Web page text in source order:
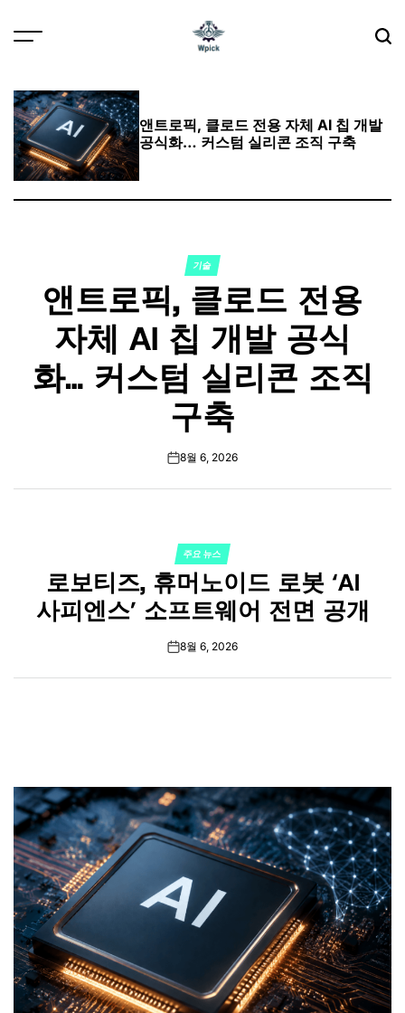
앤트로픽, 클로드 전용 자체 AI 칩 개발
공식화… 커스텀 실리콘 조직 구축
POSTED
IN
기술
앤트로픽, 클로드 전용
자체 AI 칩 개발 공식
화… 커스텀 실리콘 조직
구축
on
8월 6, 2026
POSTED
IN
주요 뉴스
로보티즈, 휴머노이드 로봇 ‘AI
사피엔스’ 소프트웨어 전면 공개
on
8월 6, 2026